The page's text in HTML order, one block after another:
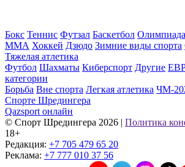
Бокс Теннис Футзал Баскетбол
ММА Хоккей Дзюдо Зимние виды спорта
Тяжелая атлетика
Футбол Шахматы Киберспорт Другие
категории
Борьба Вне спорта Легкая атлетика ЧМ-
Спорте Шредингера
Qazsport онлайн
© Cпорт Шредингера 2026 | Политика
18+
Редакция: +7 705 479 65 20
Реклама: +7 777 010 37 56